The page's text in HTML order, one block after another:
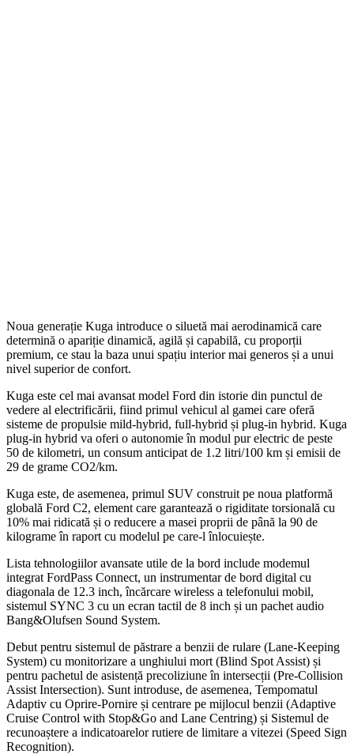
Noua generație Kuga introduce o siluetă mai aerodinamică care
determină o apariție dinamică, agilă și capabilă, cu proporții
premium, ce stau la baza unui spațiu interior mai generos și a unui
nivel superior de confort.
Kuga este cel mai avansat model Ford din istorie din punctul de
vedere al electrificării, fiind primul vehicul al gamei care oferă
sisteme de propulsie mild-hybrid, full-hybrid și plug-in hybrid. Kuga
plug-in hybrid va oferi o autonomie în modul pur electric de peste
50 de kilometri, un consum anticipat de 1.2 litri/100 km și emisii de
29 de grame CO2/km.
Kuga este, de asemenea, primul SUV construit pe noua platformă
globală Ford C2, element care garantează o rigiditate torsională cu
10% mai ridicată și o reducere a masei proprii de până la 90 de
kilograme în raport cu modelul pe care-l înlocuiește.
Lista tehnologiilor avansate utile de la bord include modemul
integrat FordPass Connect, un instrumentar de bord digital cu
diagonala de 12.3 inch, încărcare wireless a telefonului mobil,
sistemul SYNC 3 cu un ecran tactil de 8 inch și un pachet audio
Bang&Olufsen Sound System.
Debut pentru sistemul de păstrare a benzii de rulare (Lane-Keeping
System) cu monitorizare a unghiului mort (Blind Spot Assist) și
pentru pachetul de asistență precoliziune în intersecții (Pre-Collision
Assist Intersection). Sunt introduse, de asemenea, Tempomatul
Adaptiv cu Oprire-Pornire și centrare pe mijlocul benzii (Adaptive
Cruise Control with Stop&Go and Lane Centring) și Sistemul de
recunoaștere a indicatoarelor rutiere de limitare a vitezei (Speed Sign
Recognition).